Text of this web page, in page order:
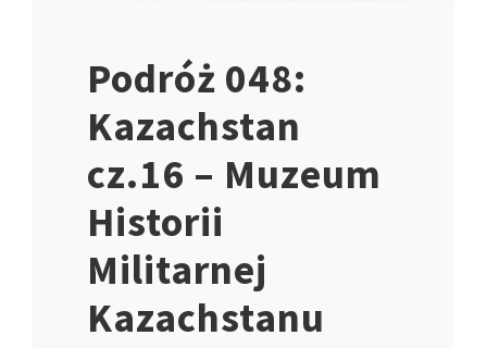
Podróż 048:
Kazachstan
cz.16 – Muzeum
Historii
Militarnej
Kazachstanu